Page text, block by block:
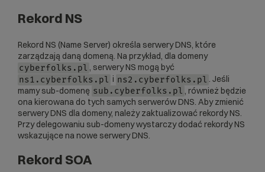
Rekord NS
Rekord NS (Name Server) określa serwery DNS, które
zarządzają daną domeną. Na przykład, dla domeny
cyberfolks.pl , serwery NS mogą być
ns1.cyberfolks.pl i ns2.cyberfolks.pl . Jeśli
mamy sub-domenę sub.cyberfolks.pl
, również będzie
ona kierowana do tych samych serwerów DNS. Aby zmienić
serwery DNS dla domeny, należy zaktualizować rekordy NS.
Przy delegowaniu sub-domeny wystarczy dodać rekordy NS
wskazujące na nowe serwery DNS.
Rekord SOA